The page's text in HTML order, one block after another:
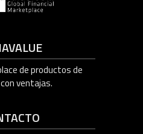
de productos de
ventajas.